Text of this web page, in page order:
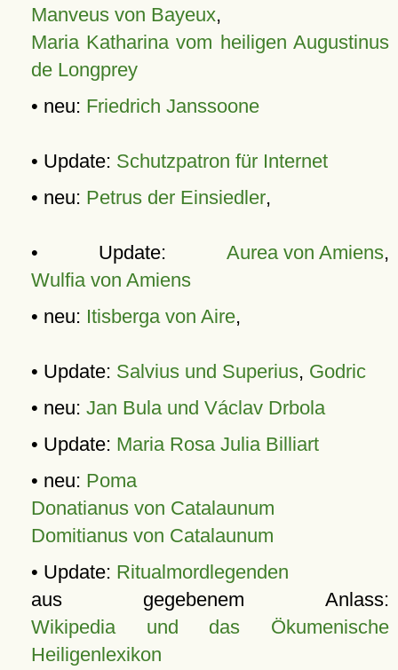
Manveus von Bayeux,
Maria Katharina vom heiligen Augustinus
de Longprey
• neu: Friedrich Janssoone
• Update: Schutzpatron für Internet
• neu: Petrus der Einsiedler,
• Update: Aurea von Amiens,
Wulfia von Amiens
• neu: Itisberga von Aire,
• Update: Salvius und Superius, Godric
• neu: Jan Bula und Václav Drbola
• Update: Maria Rosa Julia Billiart
• neu: Poma
Donatianus von Catalaunum
Domitianus von Catalaunum
• Update: Ritualmordlegenden
aus gegebenem Anlass:
Wikipedia und das Ökumenische
Heiligenlexikon